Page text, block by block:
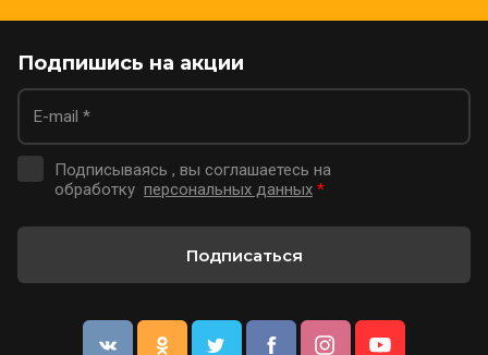
Подпишись на акции
Подписываясь , вы соглашаетесь на
обработку персональных данных *
Подписаться